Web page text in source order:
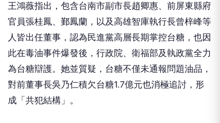
王鴻薇指出，包含台南市副市長趙卿惠、前屏東縣府
官員張桂鳳、鄞鳳蘭，以及高雄智庫執行長曾梓峰等
人皆出任董事，認為民進黨高層長期掌控台糖，也因
此在毒油事件爆發後，行政院、衛福部及執政黨全力
為台糖辯護。她並質疑，台糖不僅未通報問題油品，
對前董事長吳乃仁積欠台糖1.7億元也消極追討，形
成「共犯結構」。